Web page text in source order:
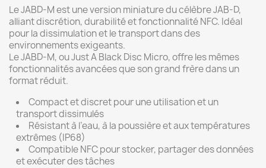
Le JABD-M est une version miniature du célèbre JAB-D,
alliant discrétion, durabilité et fonctionnalité NFC. Idéal
pour la dissimulation et le transport dans des
environnements exigeants.
Le JABD-M, ou Just A Black Disc Micro, offre les mêmes
fonctionnalités avancées que son grand frère dans un
format réduit.
Compact et discret pour une utilisation et un
transport dissimulés
Résistant à l’eau, à la poussière et aux températures
extrêmes (IP68)
Compatible NFC pour stocker, partager des données
et exécuter des tâches